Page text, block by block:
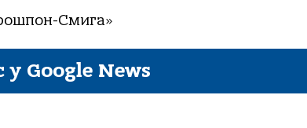
Смига»
у Google News